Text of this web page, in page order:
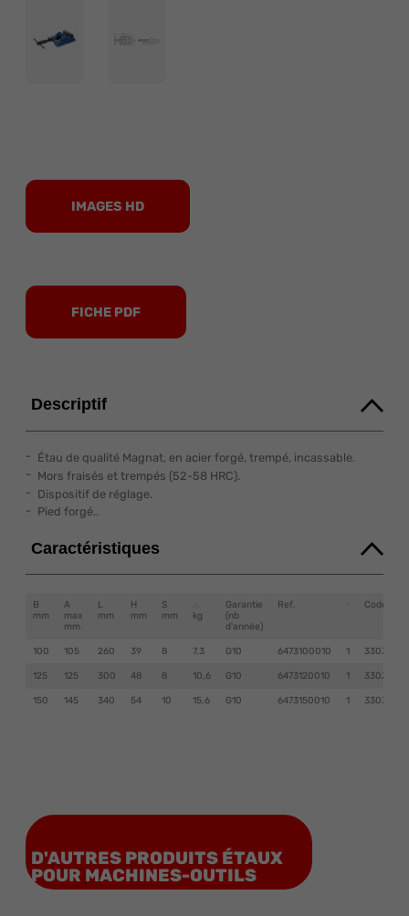
IMAGES HD
FICHE PDF
Descriptif
Étau de qualité Magnat, en acier forgé, trempé, incassable.
Mors fraisés et trempés (52-58 HRC).
Dispositif de réglage.
Pied forgé..
Caractéristiques
B
mm
A
max
mm
L
mm
H
mm
S
mm
kg
Garantie
(nb
d'année)
Ref. Code EAN
100 105 260 39 8 7,3 G10 6473100010 1
125 125 300 48 8 10,6 G10 6473120010 1
150 145 340 54 10 15,6 G10 6473150010 1
D'AUTRES PRODUITS ÉTAUX
POUR MACHINES-OUTILS